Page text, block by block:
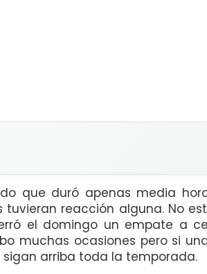
que duró apenas media
tuvieran reacción alguna. No
el domingo un empate a
muchas ocasiones pero si
sigan arriba toda la temporada.